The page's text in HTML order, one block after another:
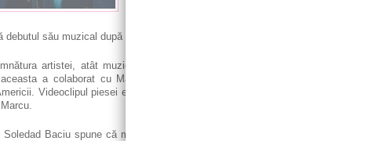
debutul său muzical după concurs.
artistei, atât muzica, cât și versurile fiind compuse chiar de Soledad.
a colaborat cu Marco Valerio Romano din Italia și John Evergon din
Videoclipul piesei este regizat și montat de Eugen Floreac, iar în imagini
Soledad Baciu spune că muzica a fost mereu prezentă în viața ei. Atât părinții,